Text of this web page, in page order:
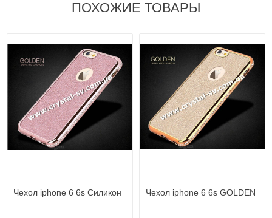
ПОХОЖИЕ ТОВАРЫ
Чехол iphone 6 6s Силикон
Чехол iphone 6 6s GOLDEN